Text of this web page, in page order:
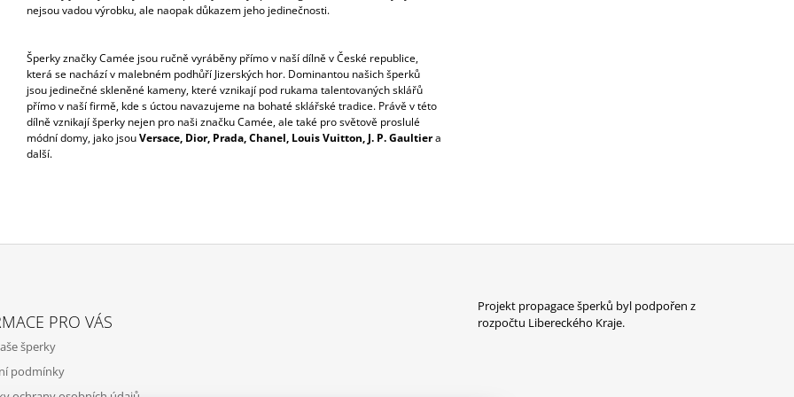
nejsou vadou výrobku, ale naopak důkazem jeho jedinečnosti.
Šperky značky Camée jsou ručně vyráběny přímo v naší dílně v České republice,
která se nachází v malebném podhůří Jizerských hor. Dominantou našich šperků
jsou jedinečné skleněné kameny, které vznikají pod rukama talentovaných sklářů
přímo v naší firmě, kde s úctou navazujeme na bohaté sklářské tradice. Právě v této
dílně vznikají šperky nejen pro naši značku Camée, ale také pro světově proslulé
módní domy, jako jsouVersace, Dior, Prada, Chanel, Louis Vuitton, J. P. Gaultiera
další.
PRO VÁS
šperky
podmínky
Projekt propagace šperků byl podpořen z
rozpočtu Libereckého Kraje.